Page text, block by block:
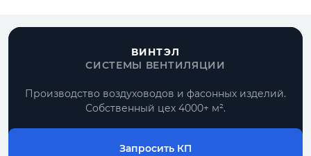
ВИНТЭЛ
СИСТЕМЫ ВЕНТИЛЯЦИИ
Производство воздуховодов и фасонных изделий.
Собственный цех 4000+ м².
Запросить КП